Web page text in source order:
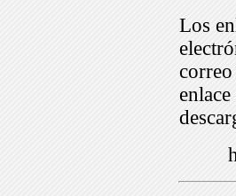
Los